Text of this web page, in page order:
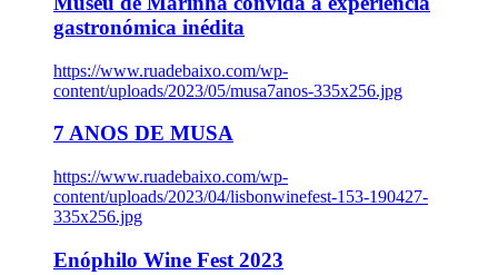
gastronómica inédita
https://www.ruadebaixo.com/wp-
content/uploads/2023/05/musa7anos-335x256.jpg
7 ANOS DE MUSA
https://www.ruadebaixo.com/wp-
content/uploads/2023/04/lisbonwinefest-153-190427-
335x256.jpg
Enóphilo Wine Fest 2023